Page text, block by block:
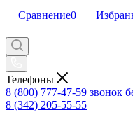
Сравнение0
Телефоны
8 (800) 777-47-59 звонок
8 (342) 205-55-55